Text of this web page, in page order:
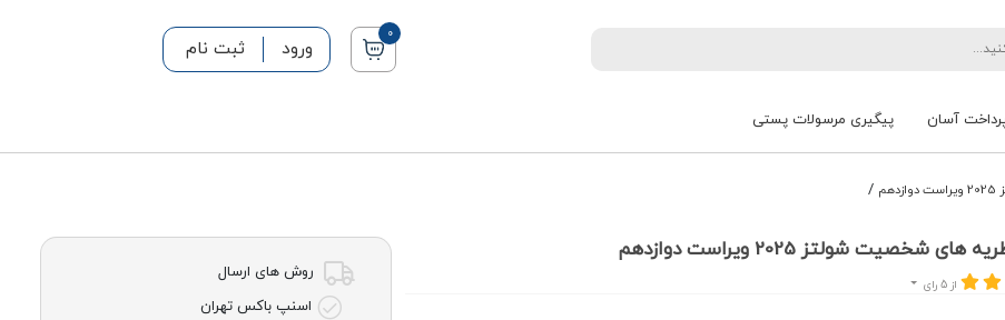
0
ورود ثبت نام
آسان پیگیری مرسولات پستی
/
شخصیت شولتز 2025 ویراست دوازدهم
از 5 رای
روش های ارسال
اسنپ باکس تهران